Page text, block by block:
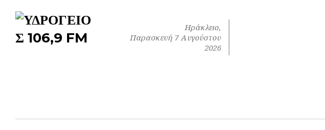
Ηράκλειο,
Παρασκευή 7 Αυγούστου
2026